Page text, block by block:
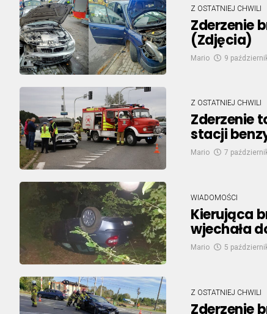
Z OSTATNIEJ CHWILI
Zderzenie
(Zdjęcia)
Mario 9
Z OSTATNIEJ CHWILI
Zderzenie
stacji
Mario 7
WIADOMOŚCI
Kierująca
wjechała
Mario 5
Z OSTATNIEJ CHWILI
Zderzenie